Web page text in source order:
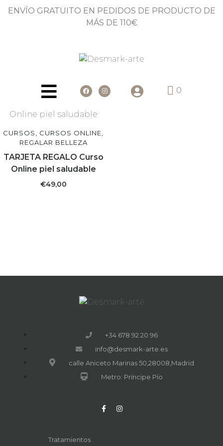
ENVÍO GRATUITO EN PEDIDOS DE PRODUCTO DE
MÁS DE 110€
0
CURSOS, CURSOS ONLINE,
REGALAR BELLEZA
TARJETA REGALO Curso
Online piel saludable
€49,00
+34 678 92 20 96
info@desmark-arte.es
calle Aniceto Marinas 50,28008,Madrid
Metro: Príncipe Pío
Tratamientos